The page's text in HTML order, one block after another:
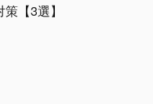
【3選】